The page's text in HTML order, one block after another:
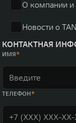
О компании
Новости о
КОНТАКТНАЯ
ИМЯ
ТЕЛЕФОН